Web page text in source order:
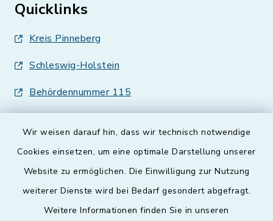
Wir weisen darauf hin, dass wir technisch notwendige
Cookies einsetzen, um eine optimale Darstellung unserer
Website zu ermöglichen. Die Einwilligung zur Nutzung
weiterer Dienste wird bei Bedarf gesondert abgefragt.
Weitere Informationen finden Sie in unseren
Quicklinks
Kreis Pinneberg
Schleswig-Holstein
Behördennummer 115
Barrierefreiheit